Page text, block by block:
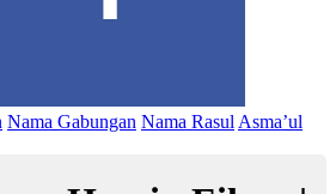
Nama Gabungan Nama Rasul Asma’ul